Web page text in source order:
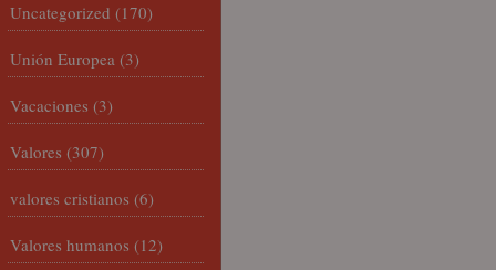
Uncategorized (170)
Unión Europea (3)
Vacaciones (3)
Valores (307)
valores cristianos (6)
Valores humanos (12)